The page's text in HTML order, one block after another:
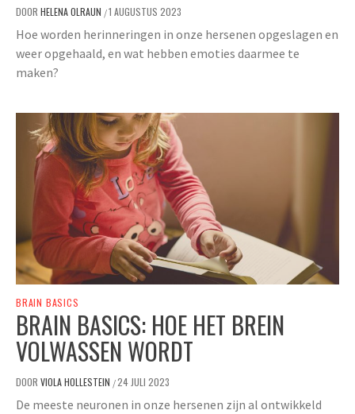
DOOR HELENA OLRAUN /1 AUGUSTUS 2023
Hoe worden herinneringen in onze hersenen opgeslagen en
weer opgehaald, en wat hebben emoties daarmee te
maken?
BRAIN BASICS
BRAIN BASICS: HOE HET BREIN
VOLWASSEN WORDT
DOOR VIOLA HOLLESTEIN /24 JULI 2023
De meeste neuronen in onze hersenen zijn al ontwikkeld